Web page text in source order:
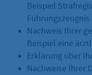
Beispiel
Nachweis Ihrer
Beispiel eine
Erklärung über
Nachweise Ihrer